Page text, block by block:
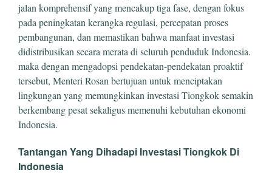
jalan komprehensif yang mencakup tiga fase, dengan fokus
pada peningkatan kerangka regulasi, percepatan proses
pembangunan, dan memastikan bahwa manfaat investasi
didistribusikan secara merata di seluruh penduduk Indonesia.
maka dengan mengadopsi pendekatan-pendekatan proaktif
tersebut, Menteri Rosan bertujuan untuk menciptakan
lingkungan yang memungkinkan investasi Tiongkok semakin
berkembang pesat sekaligus memenuhi kebutuhan ekonomi
Indonesia.
Tantangan Yang Dihadapi Investasi Tiongkok Di
Indonesia